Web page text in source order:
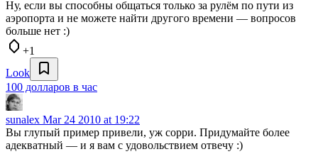
Ну, если вы способны общаться только за рулём по пути из
аэропорта и не можете найти другого времени — вопросов
больше нет :)
+1
Look
100 долларов в час
sunalex Mar 24 2010 at 19:22
Вы глупый пример привели, уж сорри. Придумайте более
адекватный — и я вам с удовольствием отвечу :)